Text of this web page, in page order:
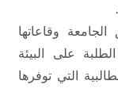
وقاعاتها
على البيئة
التي توفرها